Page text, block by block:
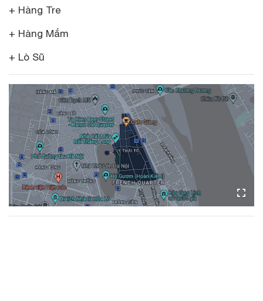
+ Hàng Tre
+ Hàng Mắm
+ Lò Sũ